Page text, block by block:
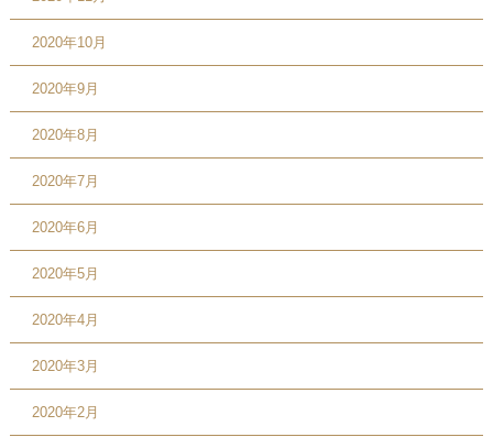
2020年10月
2020年9月
2020年8月
2020年7月
2020年6月
2020年5月
2020年4月
2020年3月
2020年2月